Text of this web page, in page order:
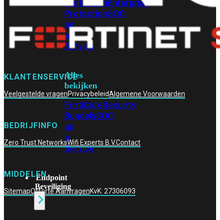
ProtectionEnterprise
ProtectionSOC
as
a
Service
Alles
bekijken
FortiCareSecurity
BundelsSOC
as
a
Service
Endpoint
Beveiliging
KLANTENSERVICE
Veelgestelde vragenPrivacybeleidAlgemene Voorwaarden
BEDRIJFINFO
Zero Trust NetworksWifi Experts B.V.Contact
MIDDELEN
SitemapOfferte AanvragenKvK: 27306093